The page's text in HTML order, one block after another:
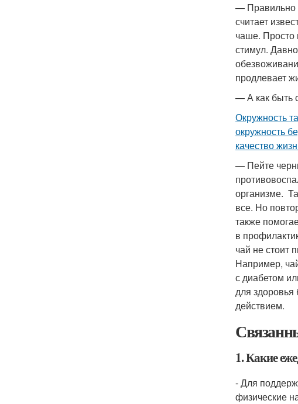
— Правильно
считает
чаше. Просто
стимул.
продлевает
— А как быть
Окружность
окружность
качество
— Пейте
организме.
все. Но
также
в
чай не стоит
Например,
с диабетом
для
действием.
1. Какие
- Для
физические